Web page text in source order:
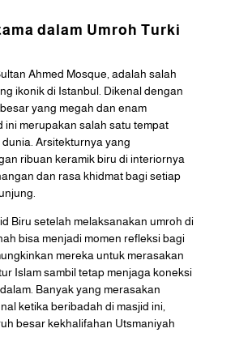
dalam Umroh Turki
Ahmed Mosque, adalah salah
ikonik di Istanbul. Dikenal dengan
yang megah dan enam
ini merupakan salah satu tempat
Arsitekturnya yang
ribuan keramik biru di interiornya
dan rasa khidmat bagi setiap
Biru setelah melaksanakan umroh di
bisa menjadi momen refleksi bagi
mereka untuk merasakan
Islam sambil tetap menjaga koneksi
Banyak yang merasakan
ketika beribadah di masjid ini,
besar kekhalifahan Utsmaniyah